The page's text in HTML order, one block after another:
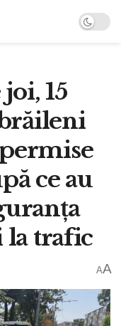
15
ce au
la trafic
AA